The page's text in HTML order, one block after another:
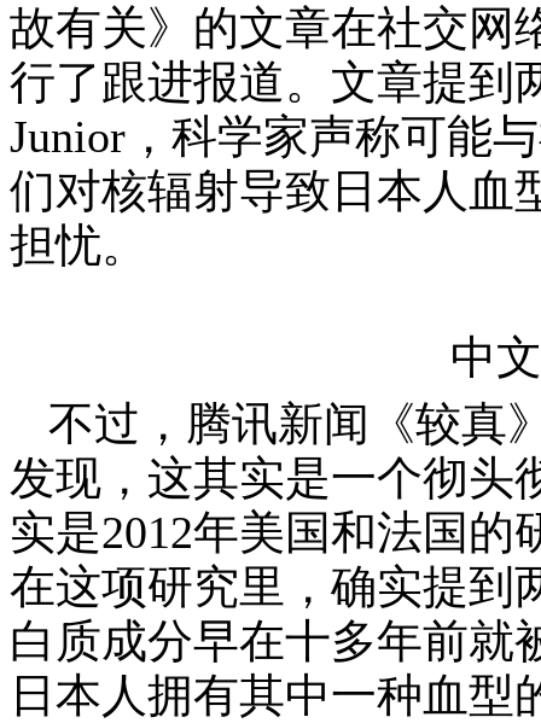
故有关》的文章在社交网
行了跟进报道。文章提到
Junior ，科学家声称可能
们对核辐射导致日本人血
担忧。
中
不过，腾讯新闻《较真
发现，这其实是一个彻头
实是2012年美国和法国的
在这项研究里，确实提到
白质成分早在十多年前就
日本人拥有其中一种血